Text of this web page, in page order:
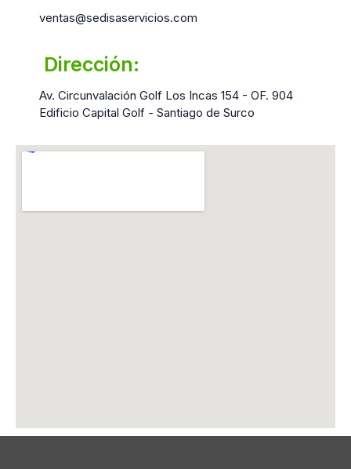
ventas@sedisaservicios.com
Dirección:
Av. Circunvalación Golf Los Incas 154 - OF. 904
Edificio Capital Golf - Santiago de Surco